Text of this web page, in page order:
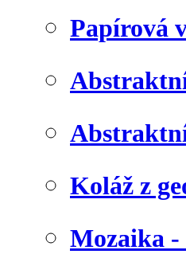
Papírová
Koláž z
Mozaika -